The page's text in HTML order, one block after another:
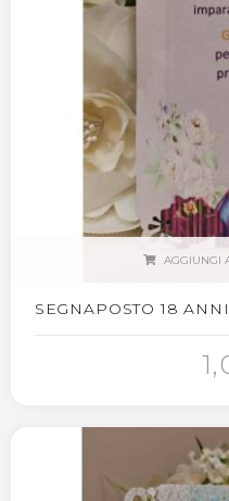
AGGIUNGI
SEGNAPOSTO 18